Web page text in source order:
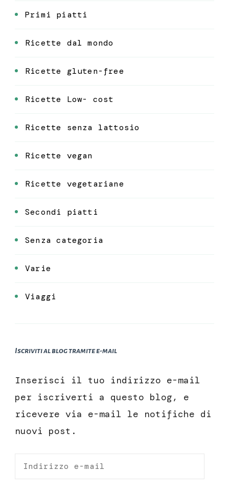
Primi piatti
Ricette dal mondo
Ricette gluten-free
Ricette Low- cost
Ricette senza lattosio
Ricette vegan
Ricette vegetariane
Secondi piatti
Senza categoria
Varie
Viaggi
Iscriviti al blog tramite e-mail
Inserisci il tuo indirizzo e-mail
per iscriverti a questo blog, e
ricevere via e-mail le notifiche di
nuovi post.
Indirizzo